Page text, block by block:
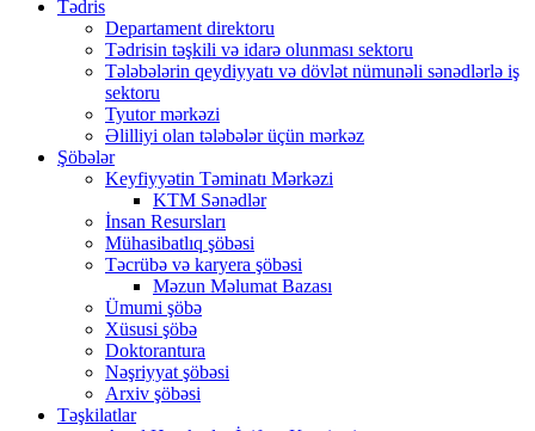
Tədris
Departament direktoru
Tədrisin təşkili və idarə olunması sektoru
Tələbələrin qeydiyyatı və dövlət nümunəli sənədlərlə iş
sektoru
Tyutor mərkəzi
Əlilliyi olan tələbələr üçün mərkəz
Şöbələr
Keyfiyyətin Təminatı Mərkəzi
KTM Sənədlər
İnsan Resursları
Mühasibatlıq şöbəsi
Təcrübə və karyera şöbəsi
Məzun Məlumat Bazası
Ümumi şöbə
Xüsusi şöbə
Doktorantura
Nəşriyyat şöbəsi
Arxiv şöbəsi
Təşkilatlar